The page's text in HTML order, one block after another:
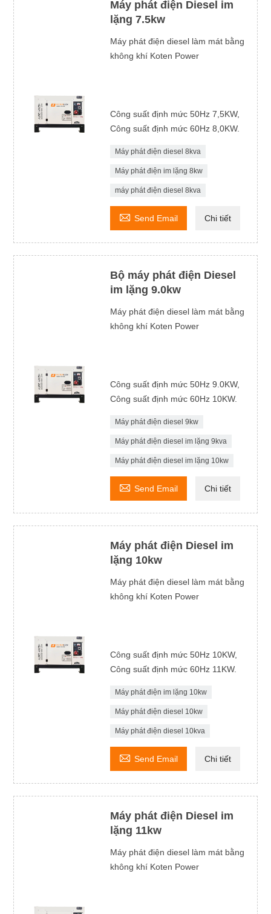
Máy phát điện Diesel im
lặng 7.5kw
Máy phát điện diesel làm mát bằng
không khí Koten Power
Công suất định mức 50Hz 7,5KW,
Công suất định mức 60Hz 8,0KW.
Máy phát điện diesel 8kva
Máy phát điện im lặng 8kw
máy phát điện diesel 8kva
 Send Email Chi tiết
Bộ máy phát điện Diesel
im lặng 9.0kw
Máy phát điện diesel làm mát bằng
không khí Koten Power
Công suất định mức 50Hz 9.0KW,
Công suất định mức 60Hz 10KW.
Máy phát điện diesel 9kw
Máy phát điện diesel im lặng 9kva
Máy phát điện diesel im lặng 10kw
 Send Email Chi tiết
Máy phát điện Diesel im
lặng 10kw
Máy phát điện diesel làm mát bằng
không khí Koten Power
Công suất định mức 50Hz 10KW,
Công suất định mức 60Hz 11KW.
Máy phát điện im lặng 10kw
Máy phát điện diesel 10kw
Máy phát điện diesel 10kva
 Send Email Chi tiết
Máy phát điện Diesel im
lặng 11kw
Máy phát điện diesel làm mát bằng
không khí Koten Power